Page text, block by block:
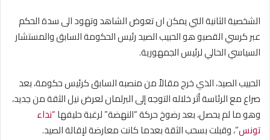
الشخصية الثانية التي يمكن ان تعوض الشاهد وتهود الى سدة الحكم
عبر كرسي القصبو هو الحبيب الصيد رئيس الحكومة السابق والمستشار
السياسي الحالي لرئيس الجمهورية.
الحبيب الصيد، الذي خرج مقالاً من منصبه السابق كرئيس حكومة، بعد
صراع مع الرئاسة أثر خلاله التوجه إلى البرلمان لعرض نيل الثقة من جديد،
وهو ما لم يحصل، بعد رضوخ حركة “النهضة” لرغبة حليفها“نداء
تونس”، وقبلت بسحب الثقة بعدما كانت معارضة لإقالة الصيد.